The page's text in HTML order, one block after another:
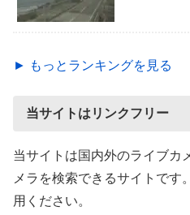
► もっとランキングを見る
当サイトはリンクフリー
当サイトは国内外のライブカ
メラを検索できるサイトです
用ください。